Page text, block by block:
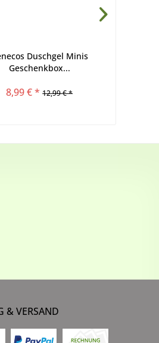
Duschgel Minis
Geschenkbox...
8,99 € * 12,99 € *
& VERSAND